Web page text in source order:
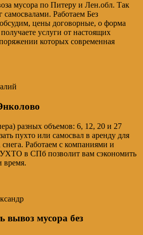
мусора по Питеру и Лен.обл. Так
самосвалами. Работаем Без
цены договорные, о форма
услуги от настоящих
которых современная
разных объемов: 6, 12, 20 и 27
пухто или самосвал в аренду для
Работаем с компаниями и
в СПб позволит вам сэкономить
время.
вывоз мусора без